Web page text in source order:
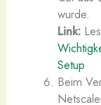
wurde.
Link:
Setup
Beim